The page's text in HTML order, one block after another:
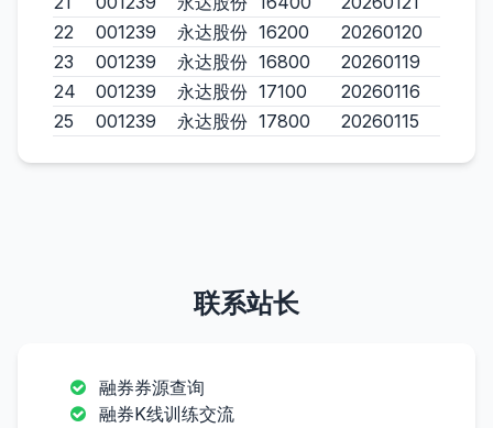
22
001239 永达股份 16200
20260120
23
001239 永达股份 16800
20260119
24
001239 永达股份 17100
20260116
25
001239 永达股份 17800 20260115
联系站长
融券券源查询
融券K线训练交流